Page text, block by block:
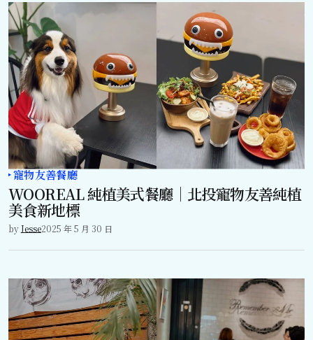
寵物友善餐廳
WOOREAL 純植美式餐廳｜北投寵物友善純植
美食新地標
byJesse2025 年 5 月 30 日